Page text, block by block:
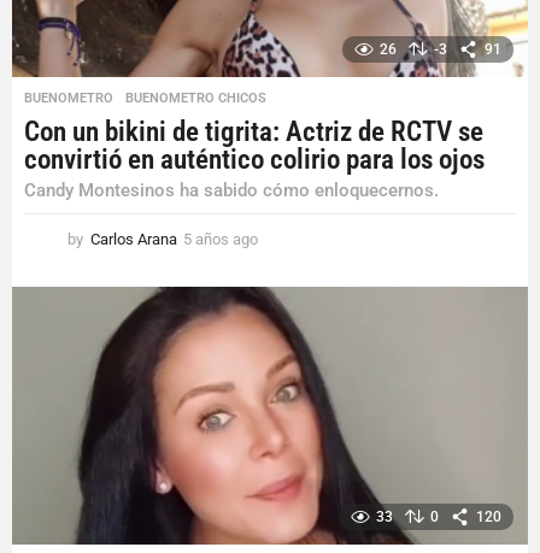
26 -3 91
BUENOMETRO ,BUENOMETRO CHICOS
Con un bikini de tigrita: Actriz de RCTV se
convirtió en auténtico colirio para los ojos
Candy Montesinos ha sabido cómo enloquecernos.
by Carlos Arana 5 años ago
ñ
o
s
g
33 0 120